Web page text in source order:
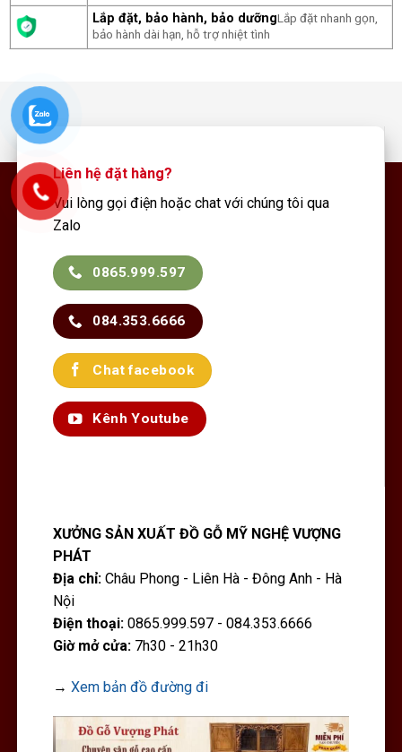
Lắp đặt, bảo hành, bảo dưỡngLắp đặt nhanh gọn,
bảo hành dài hạn, hỗ trợ nhiệt tình
Liên hệ đặt hàng?
Vui lòng gọi điện hoặc chat với chúng tôi qua
Zalo
0865.999.597
084.353.6666
Chat facebook
Kênh Youtube
XƯỞNG SẢN XUẤT ĐỒ GỖ MỸ NGHỆ VƯỢNG
PHÁT
Địa chỉ:Châu Phong - Liên Hà - Đông Anh - Hà
Nội
Điện thoại:0865.999.597 - 084.353.6666
Giờ mở cửa:7h30 - 21h30
→ Xem bản đồ đường đi